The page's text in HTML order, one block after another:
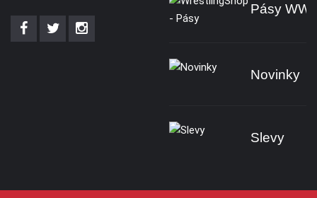
Pásy
Novinky
Slevy